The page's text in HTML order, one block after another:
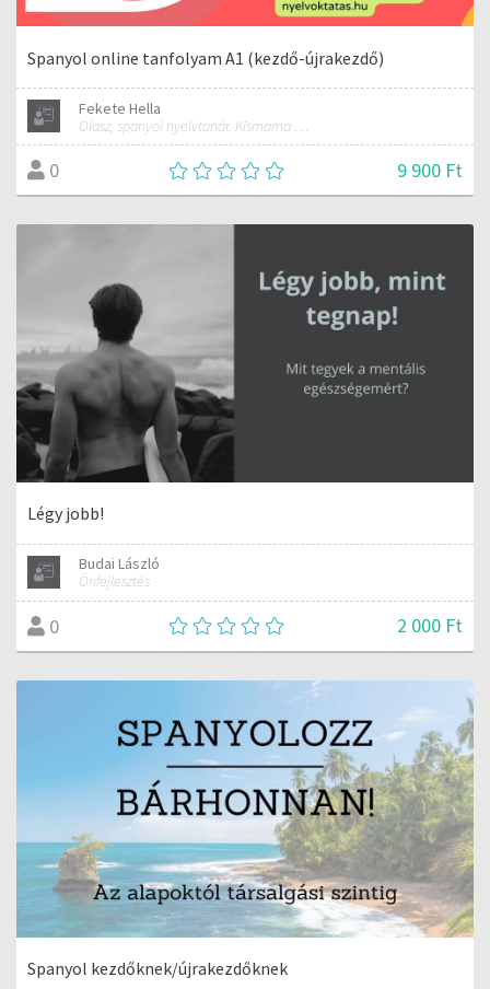
Spanyol online tanfolyam A1 (kezdő-újrakezdő)
Fekete Hella
Olasz, spanyol nyelvtanár. Kismama és női jóga oktató.
0 9 900 Ft
Légy jobb!
Budai László
Önfejlesztés
0 2 000 Ft
Spanyol kezdőknek/újrakezdőknek